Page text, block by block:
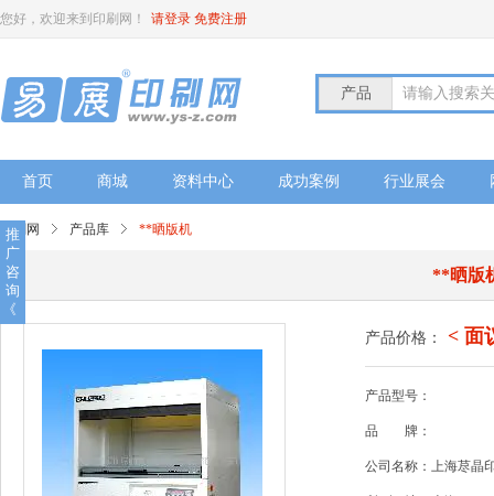
您好，欢迎来到印刷网！ 请登录 免费注册
产品 请输入搜索
首页 商城 资料中心 成功案例 行业展会
印刷网 产品库 **晒版机
**晒版
产品价格： < 面
产品型号：
品 牌：
公司名称：上海荩晶
推
广
咨
询
《